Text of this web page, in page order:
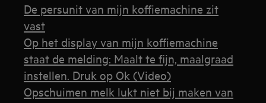
De persunit van mijn koffiemachine zit
vast
Op het display van mijn koffiemachine
staat de melding: Maalt te fijn, maalgraad
instellen. Druk op Ok (Video)
Opschuimen melk lukt niet bij maken van